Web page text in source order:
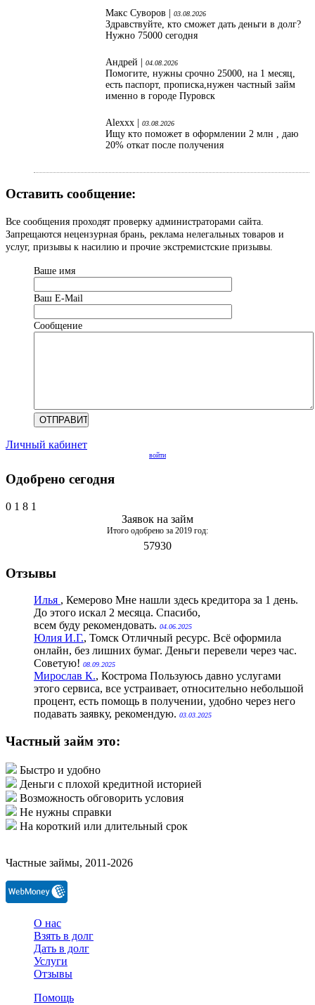
Макс Суворов |
03.08.2026
Здравствуйте, кто сможет дать деньги в долг?
Нужно 75000 сегодня
Андрей | 04.08.2026
Помогите, нужны срочно 25000, на 1 месяц,
есть паспорт, прописка,нужен частный займ
именно в городе Пуровск
Alexxx | 03.08.2026
Ищу кто поможет в оформлении 2 млн , даю
20% откат после получения
Оставить сообщение:
Все сообщения проходят проверку администраторами сайта.
Запрещаются нецензурная брань, реклама нелегальных товаров и
услуг, призывы к насилию и прочие экстремистские призывы.
Ваше имя
Ваш Е-Mail
Сообщение
Личный кабинет
войти
Одобрено сегодня
0 1 8 1
Заявок на займ
Итого одобрено за 2019 год:
57930
Отзывы
Илья , Кемерово Мне нашли здесь кредитора за 1 день.
До этого искал 2 месяца. Спасибо,
всем буду рекомендовать. 04.06.2025
Юлия И.Г., Томск Отличный ресурс. Всё оформила
онлайн, без лишних бумаг. Деньги перевели через час.
Советую! 08.09.2025
Мирослав К., Кострома Пользуюсь давно услугами
этого сервиса, все устраивает, относительно небольшой
процент, есть помощь в получении, удобно через него
подавать заявку, рекомендую. 03.03.2025
Частный займ это:
Быстро и удобно
Деньги с плохой кредитной историей
Возможность обговорить условия
Не нужны справки
На короткий или длительный срок
Частные займы, 2011-2026
О нас
Взять в долг
Дать в долг
Услуги
Отзывы
Помощь